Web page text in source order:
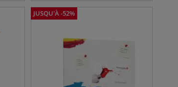
JUSQU'À-52%